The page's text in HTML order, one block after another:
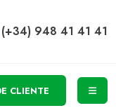
(+34) 948 41 41 41
CLIENTE